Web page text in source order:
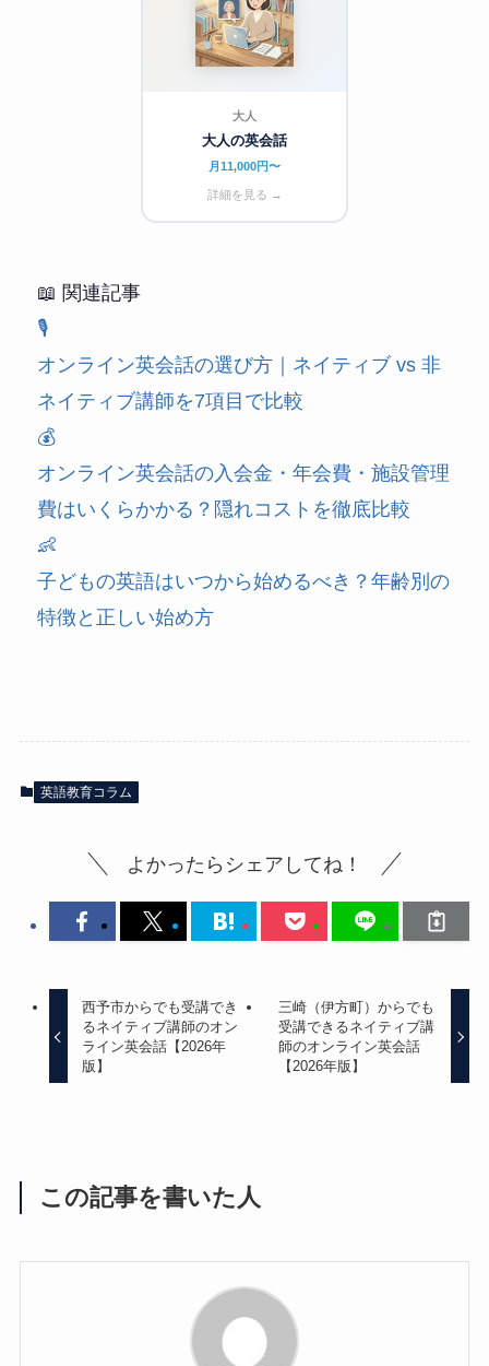
大人
大人の英会話
月11,000円〜
詳細を見る →
📖 関連記事
🎙️
オンライン英会話の選び方｜ネイティブ vs 非
ネイティブ講師を7項目で比較
💰
オンライン英会話の入会金・年会費・施設管理
費はいくらかかる？隠れコストを徹底比較
👶
子どもの英語はいつから始めるべき？年齢別の
特徴と正しい始め方
英語教育コラム
よかったらシェアしてね！
西予市からでも受講でき
るネイティブ講師のオン
ライン英会話【2026年
版】
三崎（伊方町）からでも
受講できるネイティブ講
師のオンライン英会話
【2026年版】
この記事を書いた人